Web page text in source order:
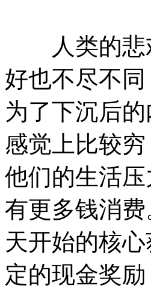
人类的悲欢
好也不尽不
为了下沉后
感觉上比较
他们的生活
有更多钱消
天开始的核
定的现金奖